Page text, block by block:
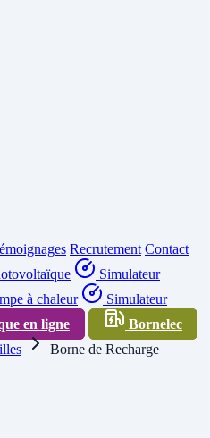
Recrutement Contact
Simulateur
à chaleur
Simulateur
en ligne
Bornelec
Borne de Recharge